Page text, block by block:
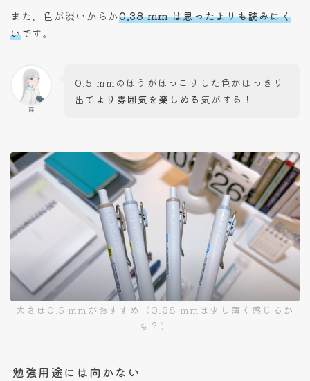
また、色が淡いからか0.38 mm は思ったよりも読みにく
いです。
瑛
0.5 mmのほうがほっこりした色がはっきり
出て より雰囲気を楽しめる 気がする！
太さは0.5 mmがおすすめ（0.38 mmは少し薄く感じるか
も？）
勉強用途には向かない